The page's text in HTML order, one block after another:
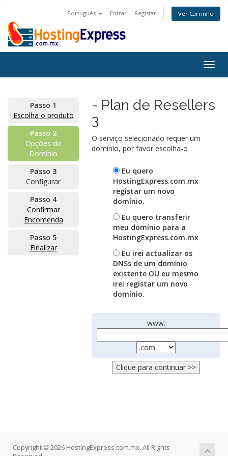
Português Entrar Registar Ver Carrinho
Passo 1
Escolha o produto
Passo 2
Opções do
Domínio
Passo 3
Configurar
Passo 4
Confirmar
Encomenda
Passo 5
Finalizar
- Plan de Resellers
3
O serviço selecionado requer um
domínio, por favor escolha-o
Eu quero
HostingExpress.com.mx
registar um novo
domínio.
Eu quero transferir
meu domínio para a
HostingExpress.com.mx
Eu irei actualizar os
DNSs de um domínio
existente OU eu mesmo
irei registar um novo
domínio.
www.
Copyright © 2026 HostingExpress.com.mx. All Rights